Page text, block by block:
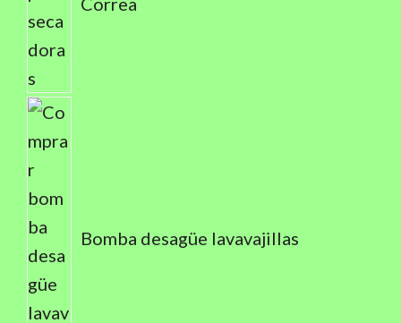
Bomba desagüe lavavajillas